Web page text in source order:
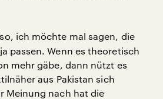
ich möchte mal sagen, die
passen. Wenn es theoretisch
mehr gäbe, dann nützt es
aus Pakistan sich
Meinung nach hat die